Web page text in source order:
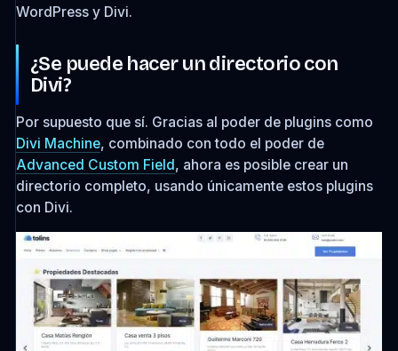
WordPress y Divi.
¿Se puede hacer un directorio con
Divi?
Por supuesto que sí. Gracias al poder de plugins como
Divi Machine, combinado con todo el poder de
Advanced Custom Field, ahora es posible crear un
directorio completo, usando únicamente estos plugins
con Divi.